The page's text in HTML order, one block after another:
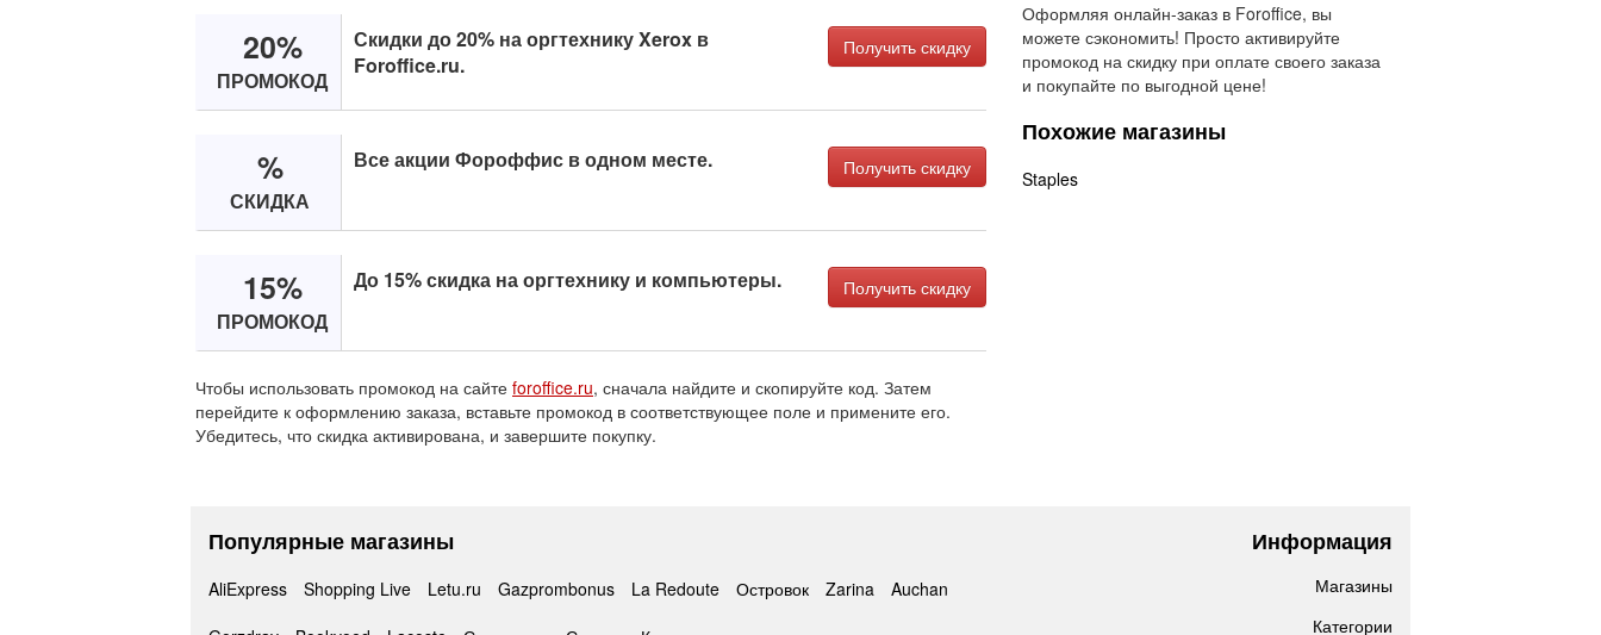
20%
ПРОМОКОД
Скидки до 20% на оргтехнику Xerox в
Foroffice.ru.
Получить скидку
%
СКИДКА
Все акции Фороффис в одном месте. Получить скидку
15%
ПРОМОКОД
До 15% скидка на оргтехнику и компьютеры. Получить скидку
Чтобы использовать промокод на сайте foroffice.ru, сначала найдите и скопируйте код. Затем
перейдите к оформлению заказа, вставьте промокод в соответствующее поле и примените его.
Убедитесь, что скидка активирована, и завершите покупку.
Оформляя онлайн-заказ в Foroffice, вы
можете сэкономить! Просто активируйте
промокод на скидку при оплате своего заказа
и покупайте по выгодной цене!
Похожие магазины
Staples
Популярные магазины
AliExpress Shopping Live Letu.ru Gazprombonus La Redoute Островок Zarina
Auchan
Информация
Магазины
Категории